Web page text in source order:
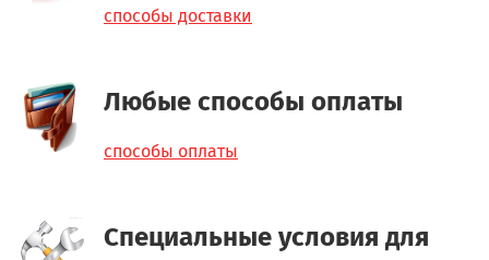
способы доставки
Любые способы оплаты
способы оплаты
Специальные условия для